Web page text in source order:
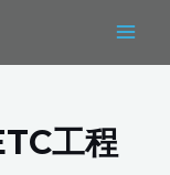
工程